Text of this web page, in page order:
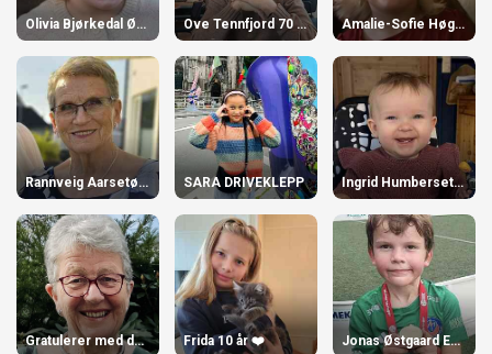
Olivia Bjørkedal Øvstegård 3 år Ove Tennfjord 70 år! Amalie-Sofie Høgstøyl-Torvik 4 år
Rannveig Aarsetøy 80 år! SARA DRIVEKLEPP Ingrid Humberset Urke
Gratulerer med dagen, Reidun Å. Bjørlykke! Frida 10 år ❤️ Jonas Østgaard Engjaberg 8 år.